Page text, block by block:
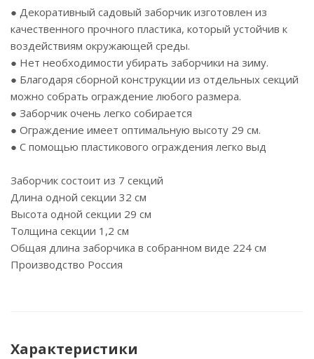
● Декоративный садовый заборчик изготовлен из
качественного прочного пластика, который устойчив к
воздействиям окружающей среды.
● Нет необходимости убирать заборчики на зиму.
● Благодаря сборной конструкции из отдельных секций
можно собрать ограждение любого размера.
● Заборчик очень легко собирается
● Ограждение имеет оптимальную высоту 29 см.
● С помощью пластикового ограждения легко выд
Заборчик состоит из 7 секций
Длина одной секции 32 см
Высота одной секции 29 см
Толщина секции 1,2 см
Общая длина заборчика в собранном виде 224 см
Производство Россия
Характеристики